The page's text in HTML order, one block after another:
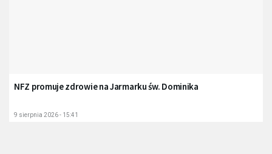
NFZ promuje zdrowie na Jarmarku św. Dominika
9 sierpnia 2026 - 15:41